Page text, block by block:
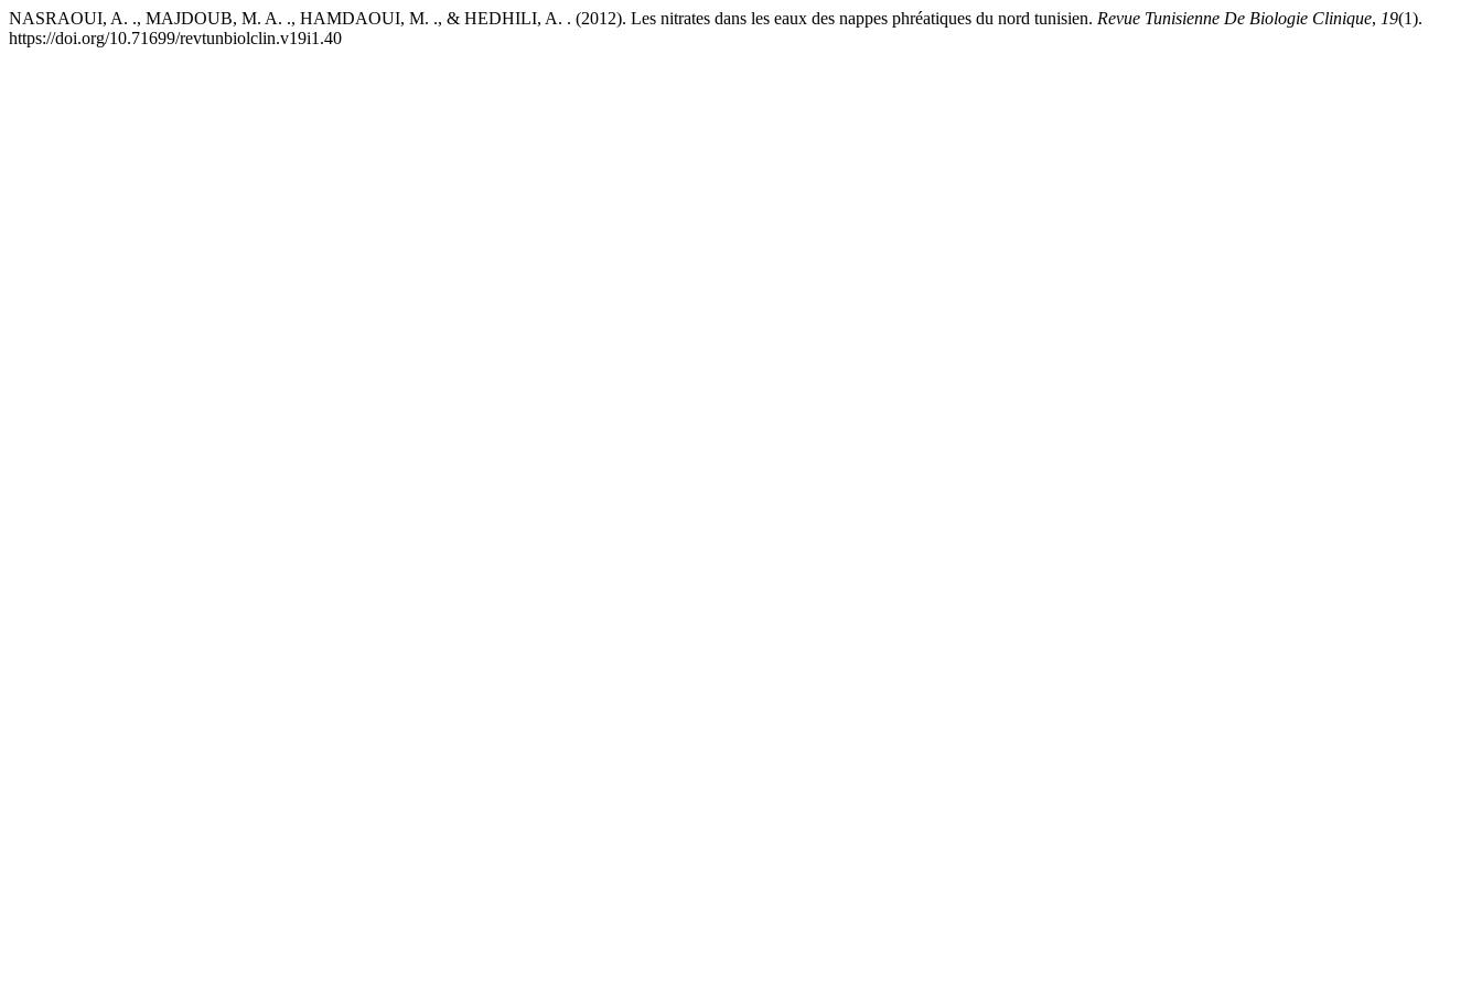
NASRAOUI, A. ., MAJDOUB, M. A. ., HAMDAOUI, M. ., & HEDHILI, A. . (2012). Les nitrates dans les eaux des nappes phréatiques du nord tunisien. Revue Tunisienne De Biologie Clinique, 19(1).
https://doi.org/10.71699/revtunbiolclin.v19i1.40